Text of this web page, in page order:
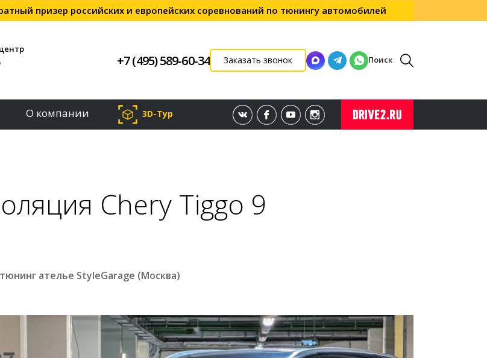
призер российских и европейских соревнований по тюнингу автомобилей
+7 (495) 589-60-34 Заказать звонок Поиск
О компании 3D-Тур
Chery Tiggo 9
ателье StyleGarage (Москва)